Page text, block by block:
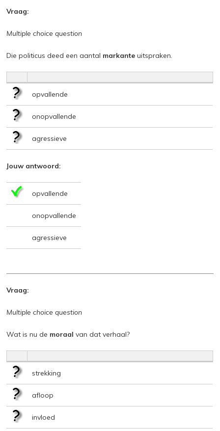
Vraag:
Multiple choice question
Die politicus deed een aantal markante uitspraken.
opvallende
onopvallende
agressieve
Jouw antwoord:
opvallende
onopvallende
agressieve
Vraag:
Multiple choice question
Wat is nu de moraal van dat verhaal?
strekking
afloop
invloed